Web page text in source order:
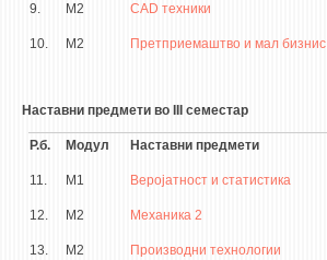
9. М2 CAD техники
10. М2 Претприемаштво и мал бизнис
Наставни предмети во III семестар
Р.б. Модул Наставни предмети
11. М1 Веројатност и статистика
12. М2 Механика 2
13. М2 Производни технологии